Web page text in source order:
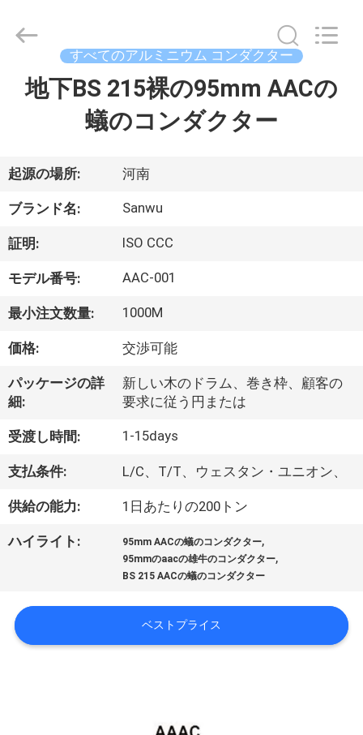
ロ
ダ
ク
ト
達
に
つ
い
て
工
旅
行
supplier.
Copyright
Luoyang
Reserved.
すべてのアルミニウム コンダクター
地下BS 215裸の95mm AACの
蟻のコンダクター
起源の場所: 河南
ブランド名: Sanwu
証明: ISO CCC
モデル番号: AAC-001
最小注文数量: 1000M
価格: 交渉可能
パッケージの詳
細:
新しい木のドラム、巻き枠、顧客の
要求に従う円または
受渡し時間: 1-15days
支払条件: L/C、T/T、ウェスタン・ユニオン、
供給の能力: 1日あたりの200トン
ハイライト: 95mm AACの蟻のコンダクター,
95mmのaacの雄牛のコンダクター,
BS 215 AACの蟻のコンダクター
ベストプライス